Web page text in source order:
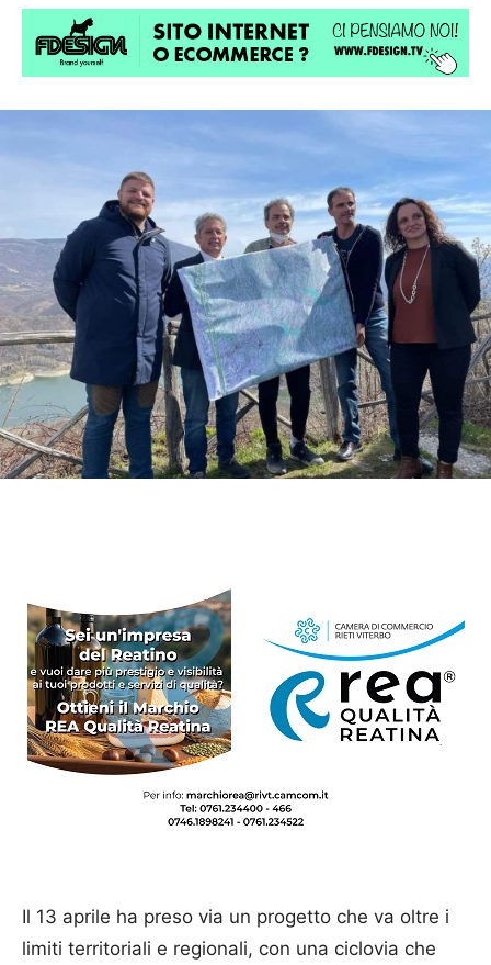
Il 13 aprile ha preso via un progetto che va oltre i
limiti territoriali e regionali, con una ciclovia che